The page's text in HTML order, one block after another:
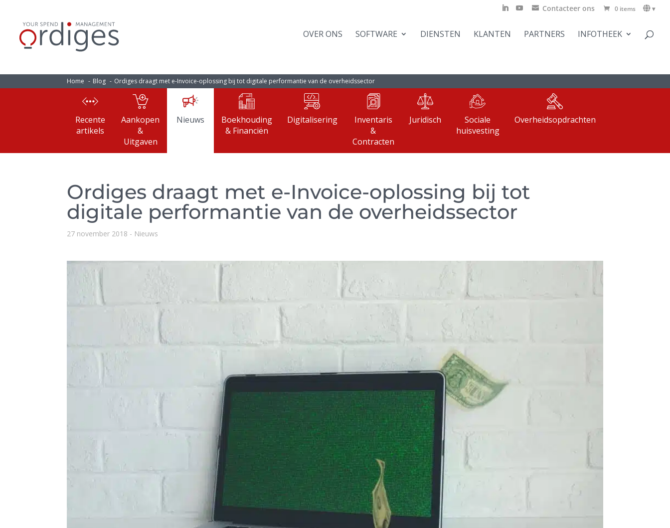
Contacteer ons 0 items ▾
OVER ONS SOFTWARE DIENSTEN KLANTEN PARTNERS INFOTHEEK
Home Blog Ordiges draagt met e-Invoice-oplossing bij tot digitale performantie van de overheidssector
Recente
artikels
Aankopen
&
Uitgaven
Nieuws
Boekhouding
& Financiën
Digitalisering
Inventaris
&
Contracten
Juridisch
Sociale
huisvesting
Overheidsopdrachten
Ordiges draagt met e-Invoice-oplossing bij tot
digitale performantie van de overheidssector
27 november 2018 Nieuws